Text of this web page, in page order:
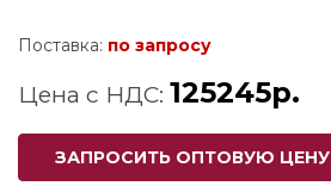
Поставка: по запросу
Цена с НДС: 125245р.
ЗАПРОСИТЬ ОПТОВУЮ ЦЕНУ